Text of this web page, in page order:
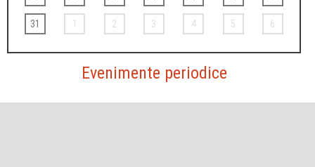
31 1 2 3 4 5 6
Evenimente periodice